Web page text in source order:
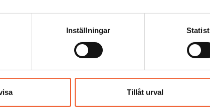
Inställningar
Tillåt urval
patientdatalagen,
samt patientsäkerhetslagen
som rör patientinformation,
dokumentation
oavsett om du har en
är särskilt relevant för:
sekreterare
och omsorg